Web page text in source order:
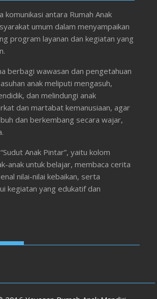
komunikasi antara Rumah Anak
umum dalam menyampaikan
program layanan dan kegiatan yang
berbagi wawasan dan pengetahuan
anak meliputi mengasuh,
dan melindungi anak
dan martabat kemanusiaan, agar
dan berkembang secara wajar,
Anak Pintar”, yaitu kolom
anak untuk belajar, membaca cerita
nilai-nilai kebaikan, serta
kegiatan yang edukatif dan